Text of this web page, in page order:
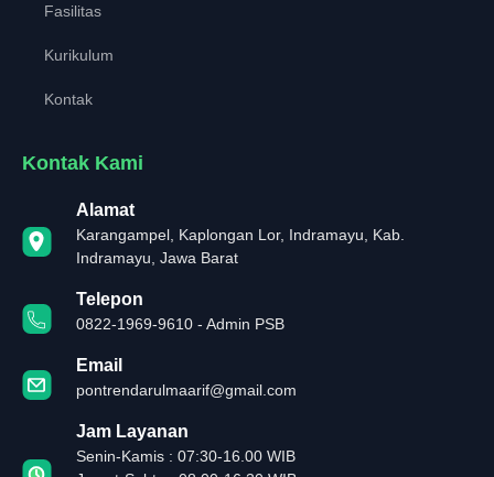
Fasilitas
Kurikulum
Kontak
Kontak Kami
Alamat
Karangampel, Kaplongan Lor, Indramayu, Kab.
Indramayu, Jawa Barat
Telepon
0822-1969-9610 - Admin PSB
Email
pontrendarulmaarif@gmail.com
Jam Layanan
Senin-Kamis : 07:30-16.00 WIB